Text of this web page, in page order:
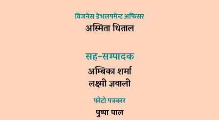
विजनेस डेभलपमेन्ट अफिसर
अस्मिता धिताल
सह–सम्पादक
अम्बिका शर्मा
लक्ष्मी ज्ञवाली
फोटो पत्रकार
पुष्पा पाल